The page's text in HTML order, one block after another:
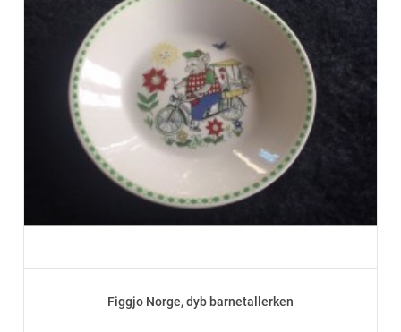
Figgjo Norge, dyb barnetallerken